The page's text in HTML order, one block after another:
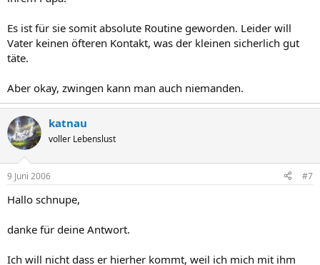
Es ist für sie somit absolute Routine geworden. Leider will
Vater keinen öfteren Kontakt, was der kleinen sicherlich gut
täte.
Aber okay, zwingen kann man auch niemanden.
katnau
voller Lebenslust
9 Juni 2006 #7
Hallo schnupe,
danke für deine Antwort.
Ich will nicht dass er hierher kommt, weil ich mich mit ihm